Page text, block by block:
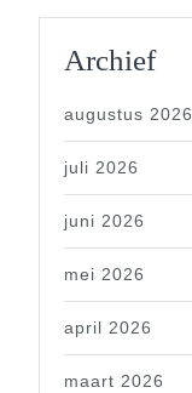
Archief
augustus 2026
juli 2026
juni 2026
mei 2026
april 2026
maart 2026